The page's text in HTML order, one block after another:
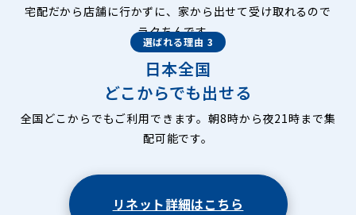
宅配だから店舗に行かずに、家から出せて受け取れるので
ラクちんです。
選ばれる理由 3
日本全国
どこからでも出せる
全国どこからでもご利用できます。朝8時から夜21時まで集
配可能です。
リネット詳細はこちら